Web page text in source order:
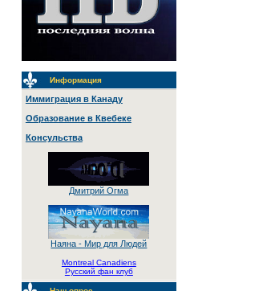
Информация
Иммиграция в Канаду
Образование в Квебеке
Консульства
Дмитрий Огма
Наяна - Мир для Людей
Montreal Canadiens
Русский фан клуб